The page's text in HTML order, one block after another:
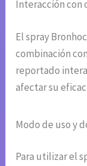
Interacción con
El spray
combinación
reportado
afectar su
Modo de uso y
Para utilizar el